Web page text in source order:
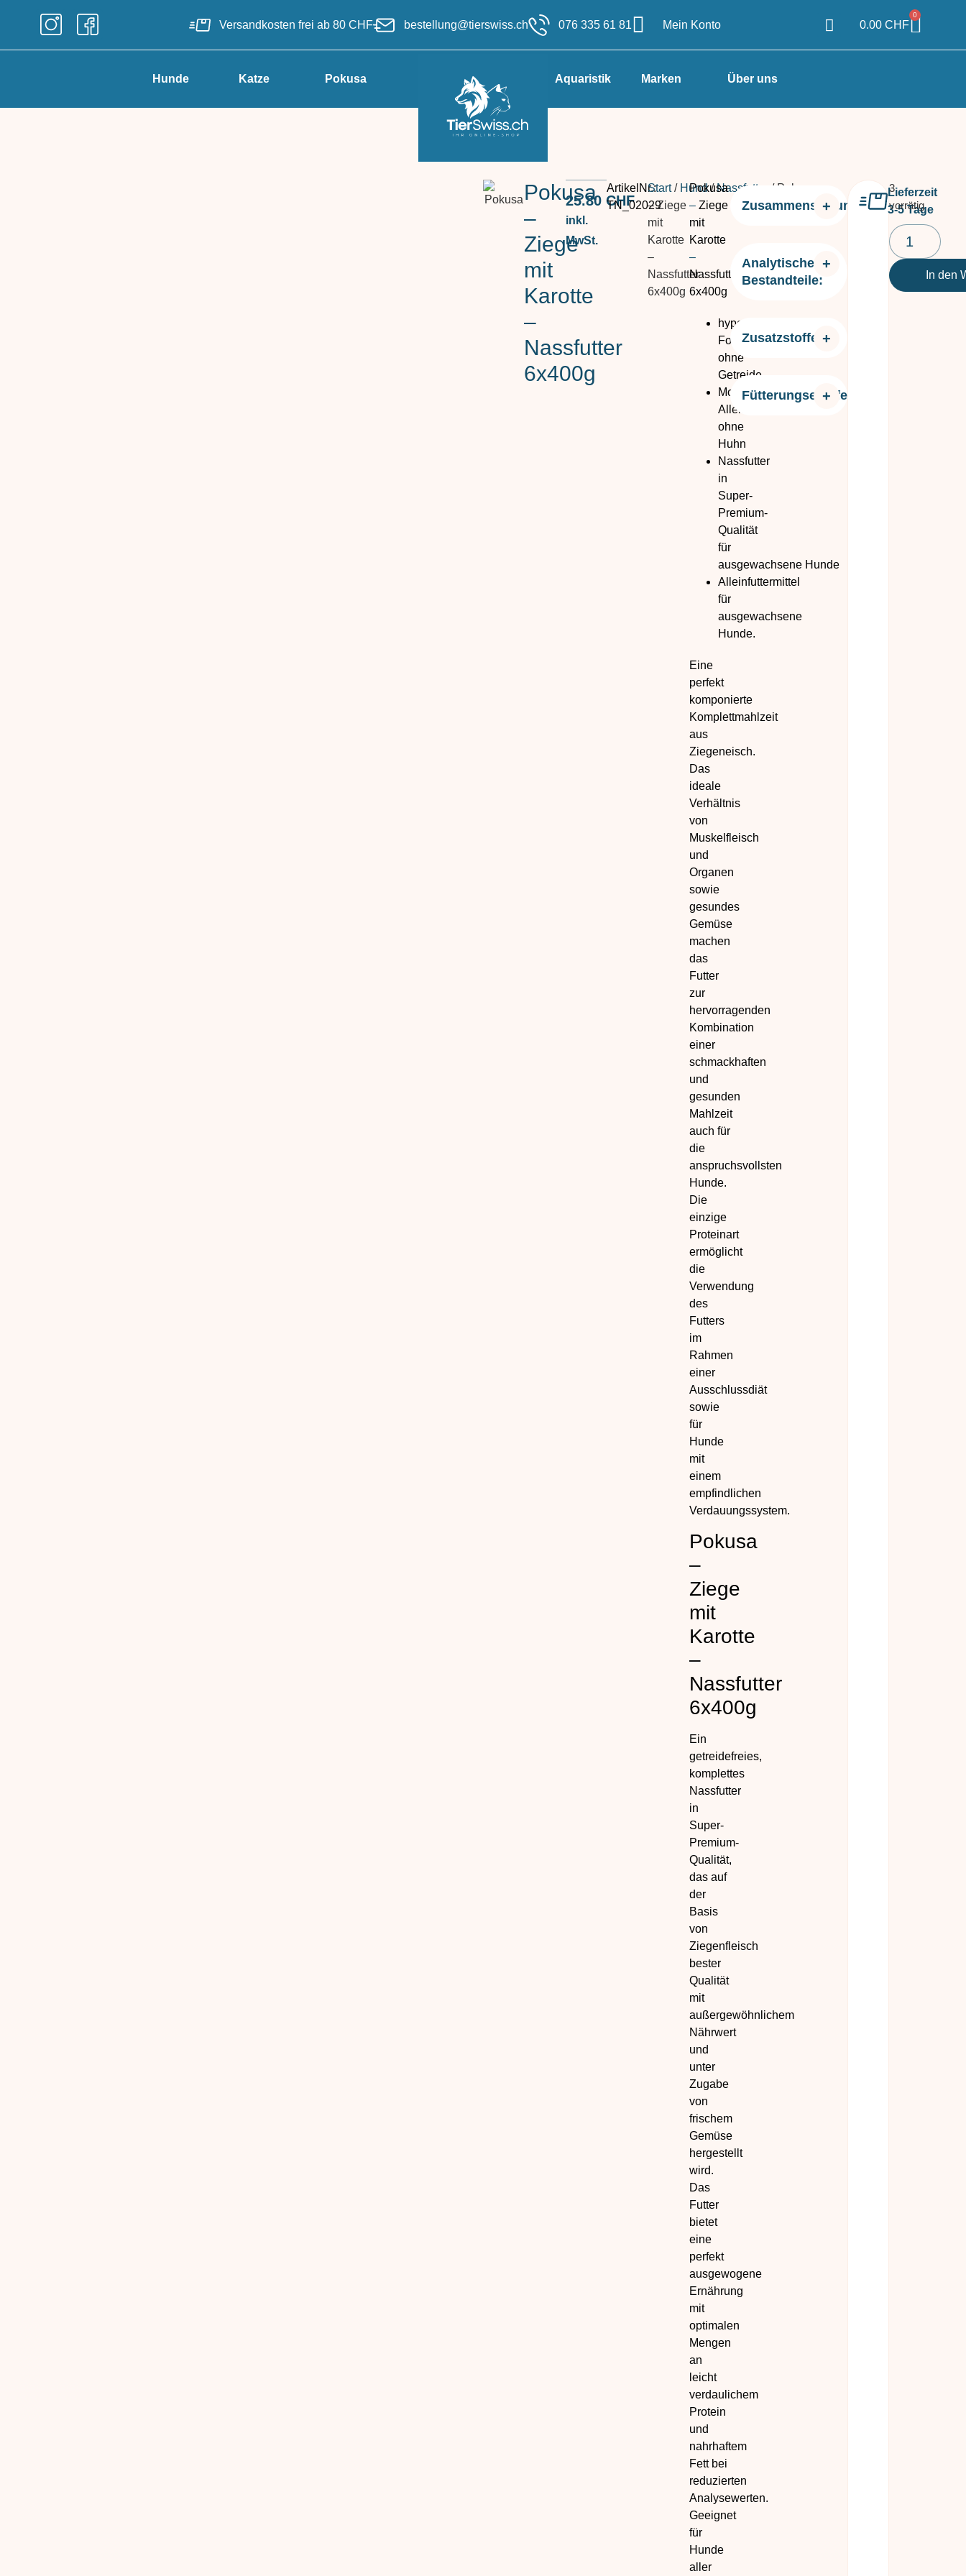
Versandkosten frei ab 80 CHF bestellung@tierswiss.ch 076 335 61 81 Mein Konto 0.00 CHF
0
Hunde Katze Pokusa Aquaristik Marken Über uns
Pokusa
–
Ziege
mit
Karotte
–
Nassfutter
6x400g
25.80 CHF
inkl.
MwSt.
ArtikelNr.:
TN_02029
Start/ Hund/Nassfutter
/ Pokusa
– Ziege
mit
Karotte
–
Nassfutter
6x400g
Pokusa
–Ziege
mit
Karotte
–
Nassfutter
6x400g
hypoallergene
Formel
ohne
Getreide
Monoprotein-
Alleinfuttermittel
ohne
Huhn
Nassfutter
in
Super-
Premium-
Qualität
für
ausgewachsene Hunde
Alleinfuttermittel
für
ausgewachsene
Hunde.
Eine
perfekt
komponierte
Komplettmahlzeit
aus
Ziegeneisch.
Das
ideale
Verhältnis
von
Muskelfleisch
und
Organen
sowie
gesundes
Gemüse
machen
das
Futter
zur
hervorragenden
Kombination
einer
schmackhaften
und
gesunden
Mahlzeit
auch für
die
anspruchsvollsten
Hunde.
Die
einzige
Proteinart
ermöglicht
die
Verwendung
des
Futters
im
Rahmen
einer
Ausschlussdiät
sowie
für
Hunde
mit
einem
empfindlichen
Verdauungssystem.
Pokusa
–
Ziege
mit
Karotte
–
Nassfutter
6x400g
Ein
getreidefreies,
komplettes
Nassfutter
in
Super-
Premium-
Qualität,
das auf
der
Basis
von
Ziegenfleisch
bester
Qualität
mit
außergewöhnlichem
Nährwert
und
unter
Zugabe
von
frischem
Gemüse
hergestellt
wird.
Das
Futter
bietet
eine
perfekt
ausgewogene
Ernährung
mit
optimalen
Mengen
an
leicht
verdaulichem
Protein
und
nahrhaftem
Fett bei
reduzierten
Analysewerten.
Geeignet
für
Hunde
aller
Zusammensetzung:
Analytische
Bestandteile:
Zusatzstoffe:
Fütterungsempfehlung:
Lieferzeit
3-5 Tage
3
vorrätig
In den